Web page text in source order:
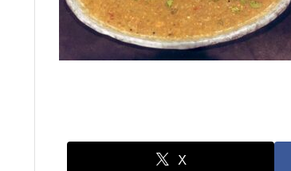
X